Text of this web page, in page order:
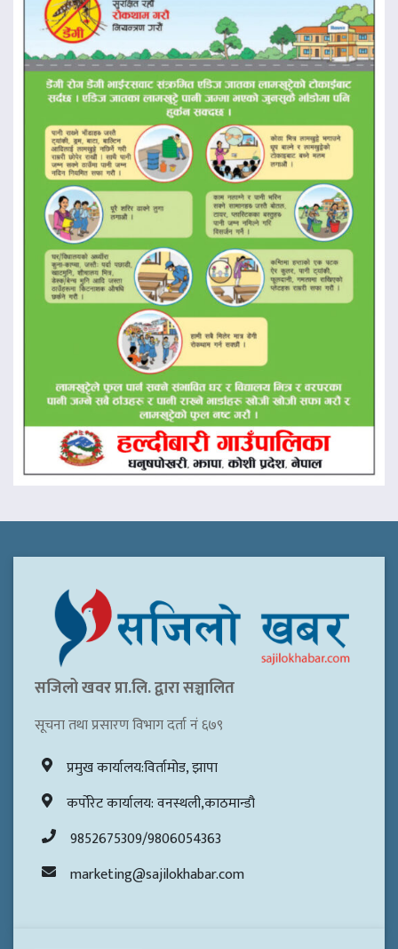
सजिलो खवर प्रा.लि. द्वारा सञ्चालित
सूचना तथा प्रसारण विभाग दर्ता नं ६७९
प्रमुख कार्यालय:विर्तामोड, झापा
कर्पोरेट कार्यालय: वनस्थली,काठमान्डौ
9852675309/9806054363
marketing@sajilokhabar.com